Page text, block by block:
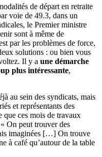
de départ en retraite
voie de 49.3, dans un
le Premier ministre
sont à même de
par les problèmes de force,
solutions : ou bien vous
Il y a une démarche
plus intéressante,
au sein des syndicats, mais
et représentants des
que ces mois de travaux
On peut trouver des
imaginées […] On trouve
à café qu’autour de la table